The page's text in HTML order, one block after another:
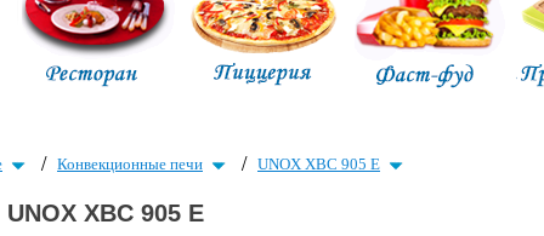
/ Конвекционные печи / UNOX XBC 905 E
UNOX XBC 905 E